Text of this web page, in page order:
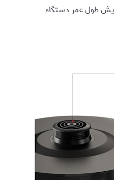
طول عمر دستگاه